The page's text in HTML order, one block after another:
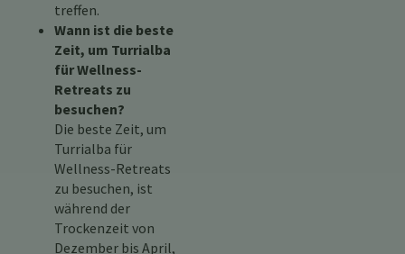
treffen.
Wann ist die beste
Zeit, um Turrialba
für Wellness-
Retreats zu
besuchen?
Die beste Zeit, um
Turrialba für
Wellness-Retreats
zu besuchen, ist
während der
Trockenzeit von
Dezember bis April,